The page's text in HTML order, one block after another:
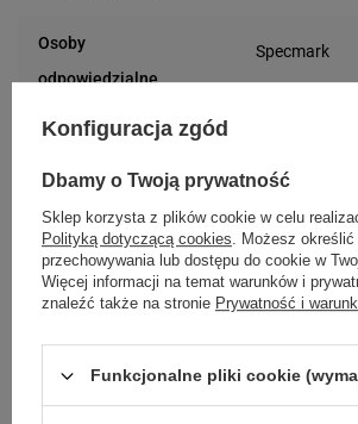
e-mail:
Osoby
odpowiedzialne
Specmark
Kompatybilne urządzenia
Phomemo P1000 AIMO TM
AIMO D210S Brother P-
Brother P-touch H107 Brother P-
Brother P-touch PT-D210 Brother P-
Konfiguracja zgód
Dbamy o Twoją prywatność
Sklep korzysta z plików cookie w celu
Polityką dotyczącą cookies. Możesz określić
przechowywania lub dostępu do cookie w
Więcej informacji na temat warunków i
znaleźć także na stronie Prywatność i
Funkcjonalne pliki cookie